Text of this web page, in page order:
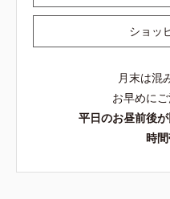
ショッ
月末は混
お早めにご
平日のお昼前後
時間